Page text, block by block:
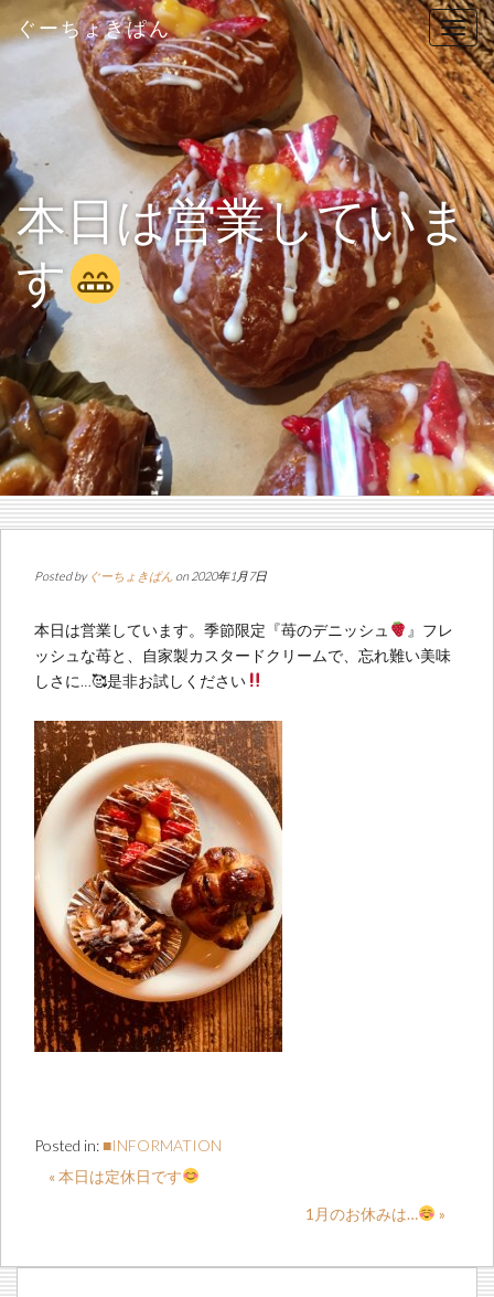
T
o
g
g
l
e
n
a
v
a
o
n
ぐーちょきぱん
本日は営業していま
す
Posted by ぐーちょきぱん on 2020年1月7日
本日は営業しています。季節限定『苺のデニッシュ
』フレ
ッシュな苺と、自家製カスタードクリームで、忘れ難い美味
しさに…🥰是非お試しください
Posted in:■INFORMATION
« 本日は定休日です
1月のお休みは…
»